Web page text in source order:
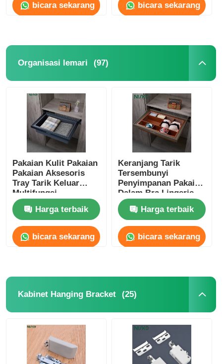
bicara sekarang bicara sekarang
Organisasi lemari (97)
Pakaian Kulit Pakaian
Pakaian Aksesoris
Tray Tarik Keluar
Multifungsi
Harga terbaik
bicara sekarang
Keranjang Tarik
Tersembunyi
Penyimpanan Pakaian
Dalam Bra Lingerie
Kotak Lemari
Harga terbaik
bicara sekarang
Kabinet Hanging Bracket (25)